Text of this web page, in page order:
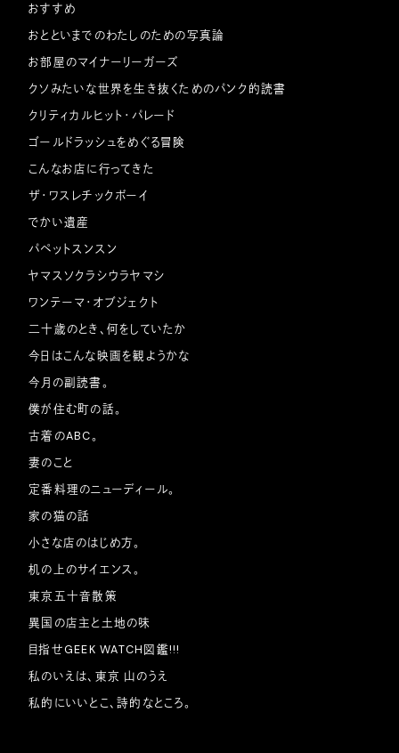
おすすめ
おとといまでのわたしのための写真論
お部屋のマイナーリーガーズ
クソみたいな世界を生き抜くためのパンク的読書
クリティカルヒット・パレード
ゴールドラッシュをめぐる冒険
こんなお店に行ってきた
ザ・ワスレチックボーイ
でかい遺産
パペットスンスン
ヤマスソクラシウラヤマシ
ワンテーマ・オブジェクト
二十歳のとき、何をしていたか
今日はこんな映画を観ようかな
今月の副読書。
僕が住む町の話。
古着のABC。
妻のこと
定番料理のニューディール。
家の猫の話
小さな店のはじめ方。
机の上のサイエンス。
東京五十音散策
異国の店主と土地の味
目指せGEEK WATCH図鑑!!!
私のいえは、東京 山のうえ
私的にいいとこ、詩的なところ。